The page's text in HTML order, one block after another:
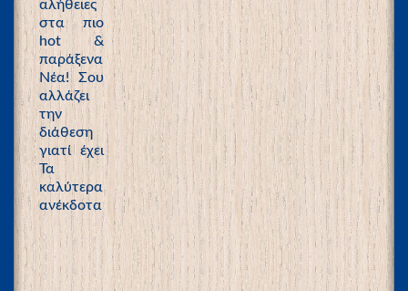
αλήθειες
στα πιο
hot &
παράξενα
Νέα! Σου
αλλάζει
την
διάθεση
γιατί έχει
Τα
καλύτερα
ανέκδοτα